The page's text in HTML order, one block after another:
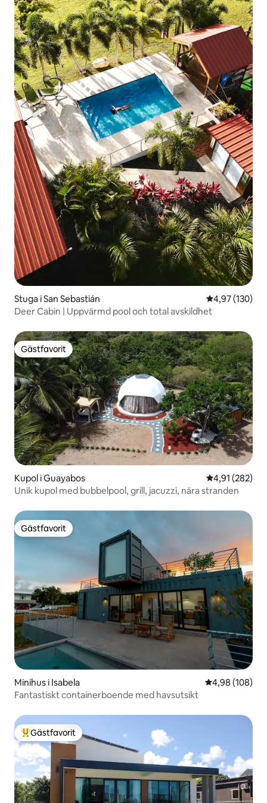
Stuga i San Sebastián 4,97 av 5 i
4,97 (130)
Deer Cabin | Uppvärmd pool och total avskildhet
Gästfavorit
Gästfavorit
Kupol i Guayabos 4,91 av 5 i
4,91 (282)
Unik kupol med bubbelpool, grill, jacuzzi, nära stranden
Gästfavorit
Gästfavorit
Minihus i Isabela 4,98 av 5 i
4,98 (108)
Fantastiskt containerboende med havsutsikt
Populär gästfavorit
Gästfavorit